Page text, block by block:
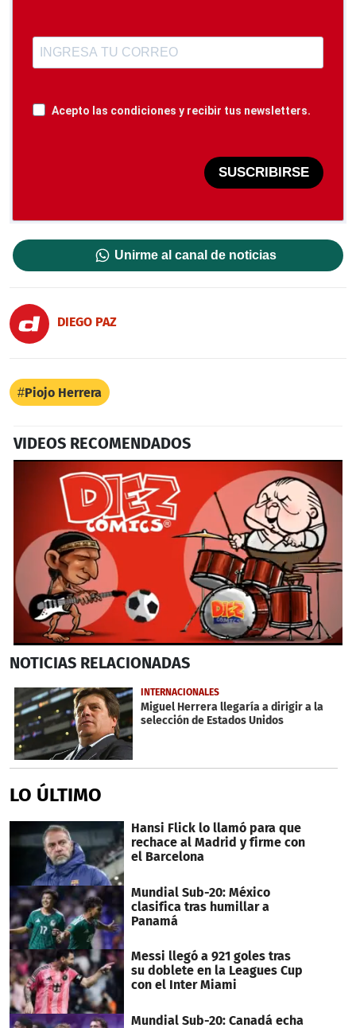
Acepto las condiciones y recibir tus newsletters.
SUSCRIBIRSE
Unirme al canal de noticias
DIEGO PAZ
Piojo Herrera
VIDEOS RECOMENDADOS
seconds
2
minutes,
43
seconds
NOTICIAS RELACIONADAS
INTERNACIONALES
Miguel Herrera llegaría a dirigir a la
selección de Estados Unidos
LO ÚLTIMO
Hansi Flick lo llamó para que
rechace al Madrid y firme con
el Barcelona
Mundial Sub-20: México
clasifica tras humillar a
Panamá
Messi llegó a 921 goles tras
su doblete en la Leagues Cup
con el Inter Miami
Mundial Sub-20: Canadá echa